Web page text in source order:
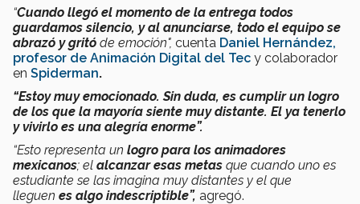
“Cuando llegó el momento de la entrega todos
guardamos silencio, y al anunciarse, todo el equipo se
abrazó y gritó de emoción", cuenta Daniel Hernández,
profesor de Animación Digital del Tec y colaborador
en Spiderman.
“Estoy muy emocionado. Sin duda, es cumplir un logro
de los que la mayoría siente muy distante. El ya tenerlo
y vivirlo es una alegría enorme”.
“Esto representa un logro para los animadores
mexicanos; el alcanzar esas metas que cuando uno es
estudiante se las imagina muy distantes y el que
lleguen es algo indescriptible”, agregó.